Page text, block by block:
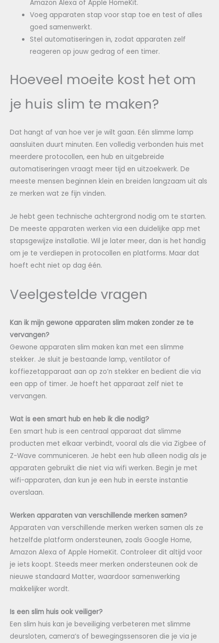
Amazon Alexa of Apple HomeKit.
Voeg apparaten stap voor stap toe en test of alles
goed samenwerkt.
Stel automatiseringen in, zodat apparaten zelf
reageren op jouw gedrag of een timer.
Hoeveel moeite kost het om
je huis slim te maken?
Dat hangt af van hoe ver je wilt gaan. Eén slimme lamp
aansluiten duurt minuten. Een volledig verbonden huis met
meerdere protocollen, een hub en uitgebreide
automatiseringen vraagt meer tijd en uitzoekwerk. De
meeste mensen beginnen klein en breiden langzaam uit als
ze merken wat ze fijn vinden.
Je hebt geen technische achtergrond nodig om te starten.
De meeste apparaten werken via een duidelijke app met
stapsgewijze installatie. Wil je later meer, dan is het handig
om je te verdiepen in protocollen en platforms. Maar dat
hoeft echt niet op dag één.
Veelgestelde vragen
Kan ik mijn gewone apparaten slim maken zonder ze te
vervangen?
Gewone apparaten slim maken kan met een slimme
stekker. Je sluit je bestaande lamp, ventilator of
koffiezetapparaat aan op zo’n stekker en bedient die via
een app of timer. Je hoeft het apparaat zelf niet te
vervangen.
Wat is een smart hub en heb ik die nodig?
Een smart hub is een centraal apparaat dat slimme
producten met elkaar verbindt, vooral als die via Zigbee of
Z-Wave communiceren. Je hebt een hub alleen nodig als je
apparaten gebruikt die niet via wifi werken. Begin je met
wifi-apparaten, dan kun je een hub in eerste instantie
overslaan.
Werken apparaten van verschillende merken samen?
Apparaten van verschillende merken werken samen als ze
hetzelfde platform ondersteunen, zoals Google Home,
Amazon Alexa of Apple HomeKit. Controleer dit altijd voor
je iets koopt. Steeds meer merken ondersteunen ook de
nieuwe standaard Matter, waardoor samenwerking
makkelijker wordt.
Is een slim huis ook veiliger?
Een slim huis kan je beveiliging verbeteren met slimme
deursloten, camera’s of bewegingssensoren die je via je